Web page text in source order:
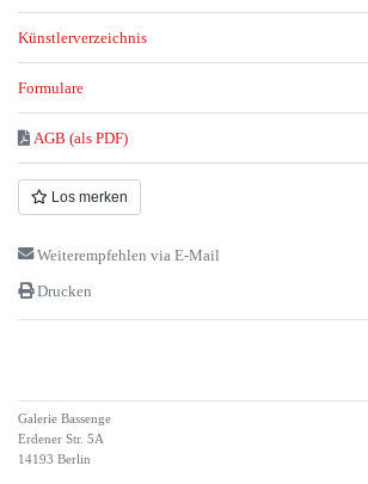
Künstlerverzeichnis
Formulare
AGB (als PDF)
Los merken
Weiterempfehlen via E-Mail
Drucken
Galerie Bassenge
Erdener Str. 5A
14193 Berlin